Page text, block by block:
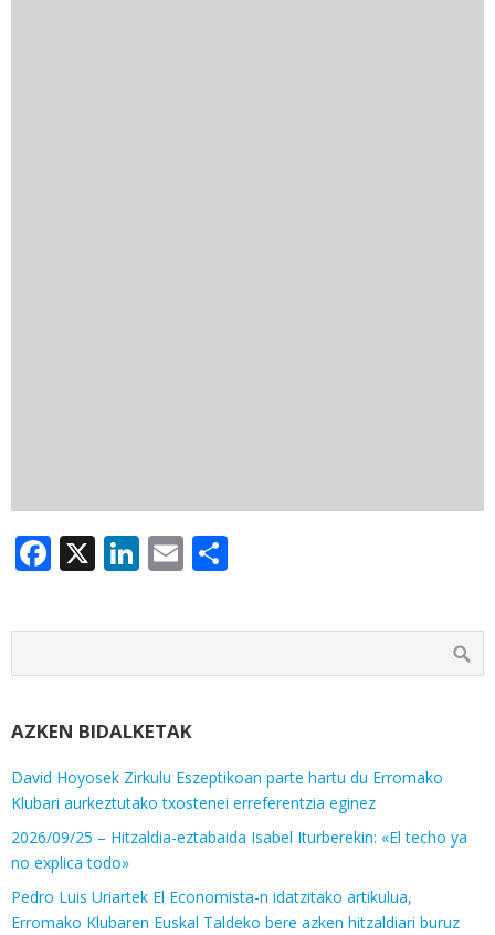
Facebook
X LinkedIn
Email
AZKEN BIDALKETAK
David Hoyosek Zirkulu Eszeptikoan parte hartu du Erromako
Klubari aurkeztutako txostenei erreferentzia eginez
2026/09/25 – Hitzaldia-eztabaida Isabel Iturberekin: «El techo ya
no explica todo»
Pedro Luis Uriartek El Economista-n idatzitako artikulua,
Erromako Klubaren Euskal Taldeko bere azken hitzaldiari buruz